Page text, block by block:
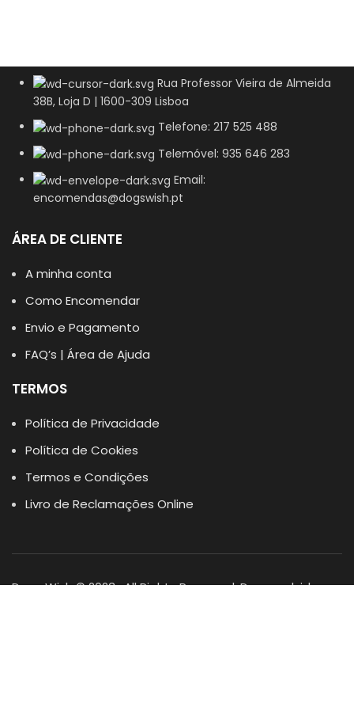
Rua Professor Vieira de Almeida
38B, Loja D | 1600-309 Lisboa
Telefone: 217 525 488
Telemóvel: 935 646 283
Email:
encomendas@dogswish.pt
ÁREA DE CLIENTE
A minha conta
Como Encomendar
Envio e Pagamento
FAQ’s | Área de Ajuda
TERMOS
Política de Privacidade
Política de Cookies
Termos e Condições
Livro de Reclamações Online
Dogs Wish © 2023 . All Rights Reserved. Desenvolvido por